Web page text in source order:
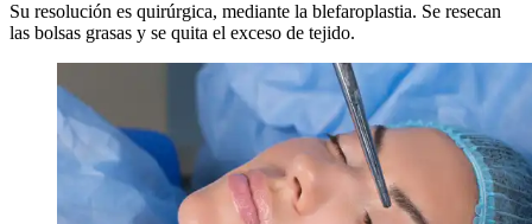
Su resolución es quirúrgica, mediante la blefaroplastia. Se resecan
las bolsas grasas y se quita el exceso de tejido.